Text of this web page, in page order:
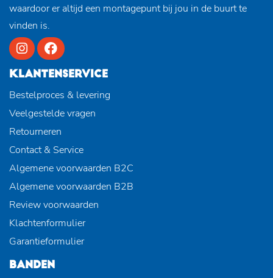
waardoor er altijd een montagepunt bij jou in de buurt te
vinden is.
KLANTENSERVICE
Bestelproces & levering
Veelgestelde vragen
Retourneren
Contact & Service
Algemene voorwaarden B2C
Algemene voorwaarden B2B
Review voorwaarden
Klachtenformulier
Garantieformulier
BANDEN